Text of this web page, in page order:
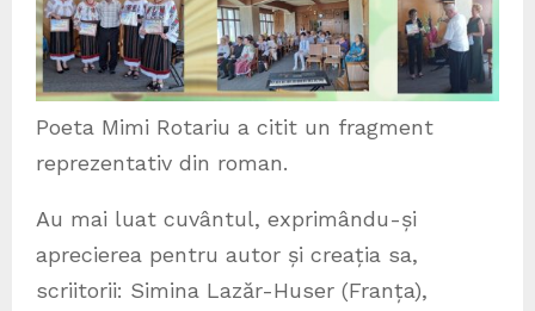
Poeta Mimi Rotariu a citit un fragment
reprezentativ din roman.
Au mai luat cuvântul, exprimându-și
aprecierea pentru autor și creația sa,
scriitorii: Simina Lazăr-Huser (Franța),